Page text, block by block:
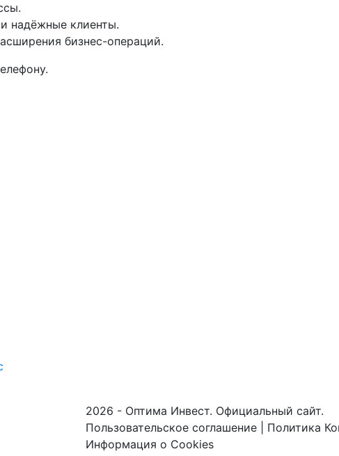
надёжные клиенты.
бизнес-операций.
2026 - Оптима Инвест. Официальный сайт.
Пользовательское соглашение
Политика
Информация о Cookies